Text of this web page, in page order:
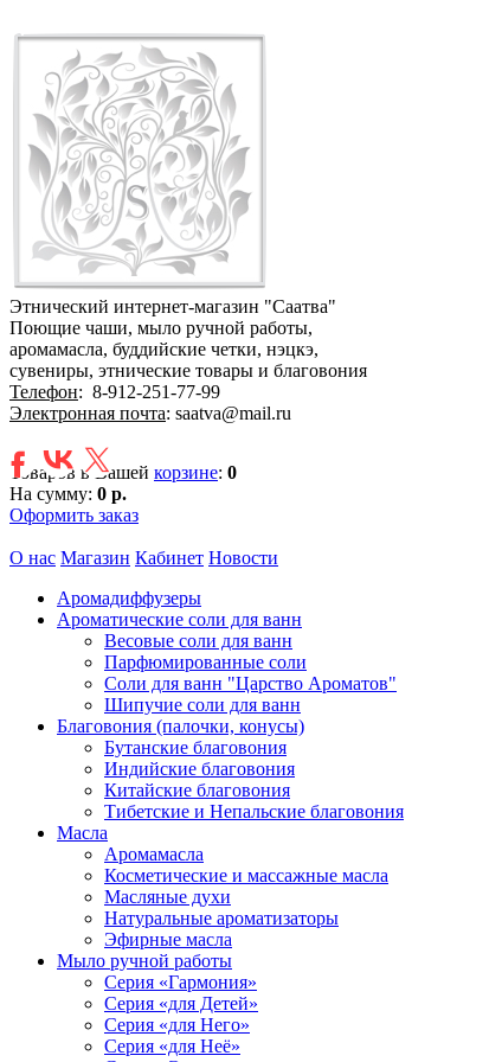
Этнический интернет-магазин "Саатва"
Поющие чаши, мыло ручной работы,
аромамасла, буддийские четки, нэцкэ,
сувениры, этнические товары и благовония
Телефон: 8-912-251-77-99
Электронная почта: saatva@mail.ru
Товаров в Вашей корзине: 0
На сумму: 0 р.
Оформить заказ
О нас Магазин Кабинет Новости
Аромадиффузеры
Ароматические соли для ванн
Весовые соли для ванн
Парфюмированные соли
Соли для ванн "Царство Ароматов"
Шипучие соли для ванн
Благовония (палочки, конусы)
Бутанские благовония
Индийские благовония
Китайские благовония
Тибетские и Непальские благовония
Масла
Аромамасла
Косметические и массажные масла
Масляные духи
Натуральные ароматизаторы
Эфирные масла
Мыло ручной работы
Серия «Гармония»
Серия «для Детей»
Серия «для Него»
Серия «для Неё»